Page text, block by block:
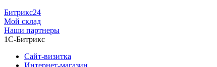
Битрикс24
Мой склад
Наши партнеры
1С-Битрикс
Сайт-визитка
Интернет-магазин